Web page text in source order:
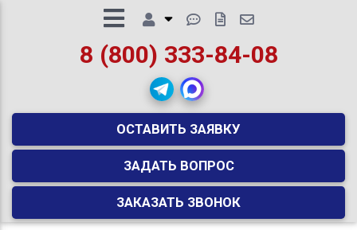
8 (800) 333-84-08
ОСТАВИТЬ ЗАЯВКУ
ЗАДАТЬ ВОПРОС
ЗАКАЗАТЬ ЗВОНОК